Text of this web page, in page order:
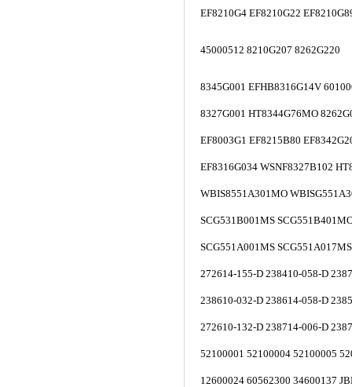
EF8210G4 EF8210G22
45000512 8210G207 8262G220
8345G001 EFHB8316G14V
8327G001 HT8344G76MO
EF8003G1 EF8215B80
EF8316G034 WSNF8327B102
WBIS8551A301MO
SCG531B001MS
SCG551A001MS
272614-155-D 238410-058-D
238610-032-D 238614-058-D
272610-132-D 238714-006-D
52100001 52100004 52100005
12600024 60562300 34600137